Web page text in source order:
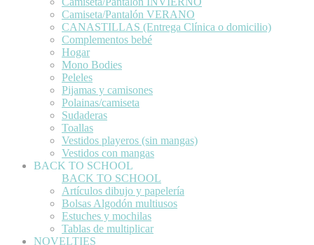
Camiseta/Pantalón VERANO
CANASTILLAS (Entrega Clínica o domicilio)
Complementos bebé
Hogar
Mono Bodies
Peleles
Pijamas y camisones
Polainas/camiseta
Sudaderas
Toallas
Vestidos playeros (sin mangas)
Vestidos con mangas
BACK TO SCHOOL
BACK TO SCHOOL
Artículos dibujo y papelería
Bolsas Algodón multiusos
Estuches y mochilas
Tablas de multiplicar
NOVELTIES